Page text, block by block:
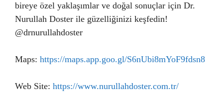
bireye özel yaklaşımlar ve doğal sonuçlar için Dr.
Nurullah Doster ile güzelliğinizi keşfedin!
@drnurullahdoster
Maps: https://maps.app.goo.gl/S6nUbi8mYoF9fdsn8
Web Site: https://www.nurullahdoster.com.tr/